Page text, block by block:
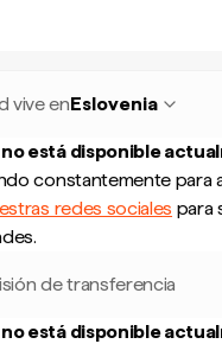
vive enEslovenia
está disponible
constantemente para
redes sociales para
de transferencia
está disponible